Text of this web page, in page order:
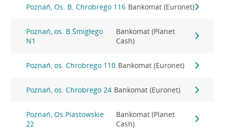
Poznań, Os. B. Chrobrego 116 Bankomat (Euronet)
Poznań, os. B.Śmigłego
N1
Bankomat (Planet
Cash)
Poznań, os. Chrobrego 110 Bankomat (Euronet)
Poznań, os. Chrobrego 24 Bankomat (Euronet)
Poznań, Os.Piastowskie
22
Bankomat (Planet
Cash)